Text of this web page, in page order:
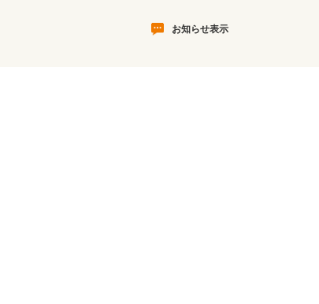
お知らせ表示